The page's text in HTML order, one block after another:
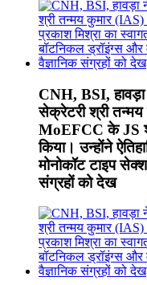
CNH, BSI,
सेक्रेटरी श्री
MoEFCC के JS
किया। उन्होंने
मोनोकॉट टाइप
संग्रहों को देख